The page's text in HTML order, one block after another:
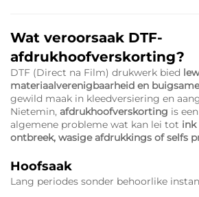
Wat veroorsaak DTF-
afdrukhoofverskorting?
DTF (Direct na Film) drukwerk bied
materiaalverenigbaarheid en
gewild maak in kleedversiering en
Nietemin, afdrukhoofverskorting is
algemene probleme wat kan lei tot ink
ontbreek, wasige afdrukkings of selfs
Hoofsaak
Lang periodes sonder behoorlike